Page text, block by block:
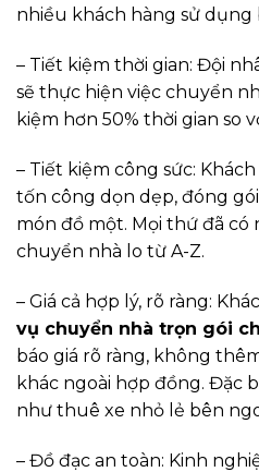
nhiều khách hàng sử dụng
– Tiết kiệm thời gian: Đội
sẽ thực hiện việc chuyển
kiệm hơn 50% thời gian so
– Tiết kiệm công sức:
tốn công dọn dẹp, đóng
món đồ một. Mọi thứ đã có
chuyển nhà lo từ A-Z.
– Giá cả hợp lý, rõ ràng:
vụ chuyển nhà trọn gói
báo giá rõ ràng, không
khác ngoài hợp đồng. Đặc
như thuê xe nhỏ lẻ bên
– Đồ đạc an toàn: Kinh